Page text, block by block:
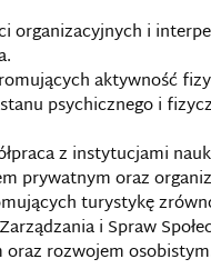
organizacyjnych i
aktywność
psychicznego i
z instytucjami
prywatnym oraz
turystykę
i Spraw
rozwojem